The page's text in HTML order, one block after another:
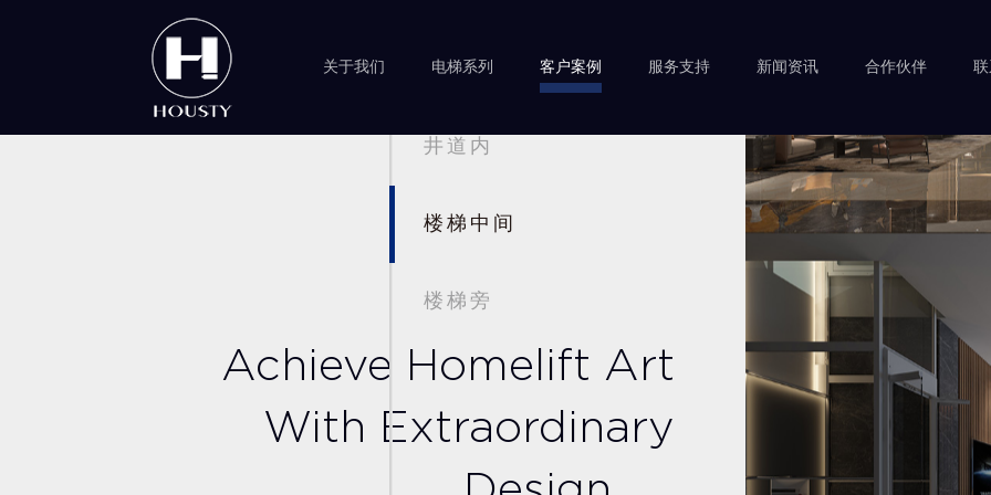
关于我们 电梯系列 客户案例 服务支持 新闻资讯 合作伙伴
Achieve Homelift Art
With Extraordinary
靠墙
井道内
楼梯中间
楼梯旁